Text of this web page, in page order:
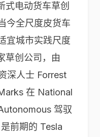
式电动货车草创
今全尺度皮货车
宜城市实践尺度
草创公司，由
深人士 Forrest
在 National
驾驭
前期的 Tesla